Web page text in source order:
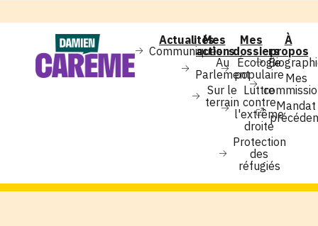
Actualités
Communiqués
Mes
actions
Au
Parlement
Sur le
terrain
Mes
dossiers
Écologie
populaire
Luttre
contre
l'extrême
droite
Protection
des
réfugiés
À
propos
Mes
Mandat